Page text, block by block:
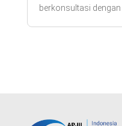
berkonsultasi dengan